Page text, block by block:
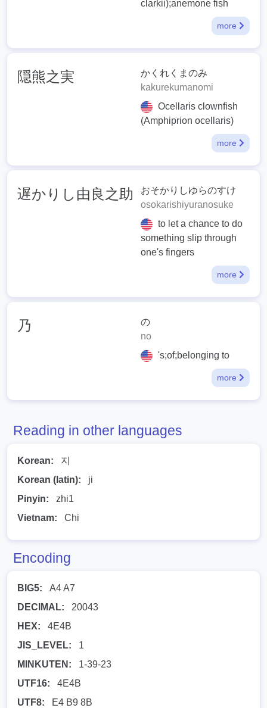
clarkii);anemone fish
more
隠熊之実
かくれくまのみ
kakurekumanomi
Ocellaris clownfish
(Amphiprion ocellaris)
more
遅かりし由良之助
おそかりしゆらのすけ
osokarishiyuranosuke
to let a chance to do
something slip through
one's fingers
more
乃
の
no
's;of;belonging to
more
Reading in other languages
Korean:
지
Korean (latin):
ji
Pinyin:
zhi1
Vietnam:
Chi
Encoding
BIG5:
A4 A7
DECIMAL:
20043
HEX:
4E4B
JIS_LEVEL:
1
MINKUTEN:
1-39-23
UTF16:
4E4B
UTF8:
E4 B9 8B